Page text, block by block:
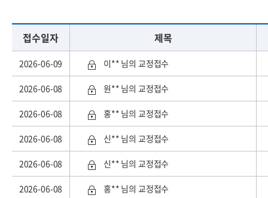
접수일자 제목
2026-06-09 이** 님의 교정접수
2026-06-08 원** 님의 교정접수
2026-06-08 홍** 님의 교정접수
2026-06-08 신** 님의 교정접수
2026-06-08 신** 님의 교정접수
2026-06-08 홍** 님의 교정접수